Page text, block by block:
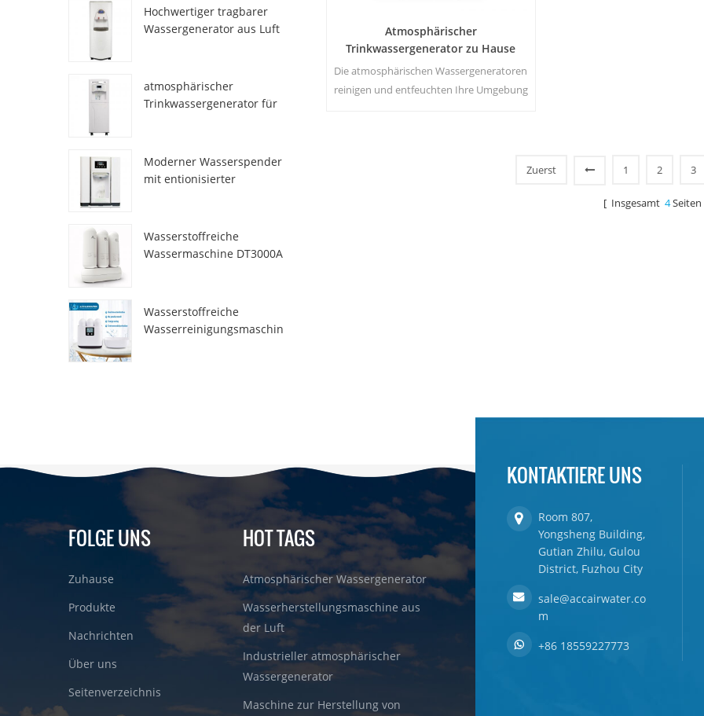
Hochwertiger tragbarer
Wassergenerator aus Luft
atmosphärischer
Trinkwassergenerator für
Moderner Wasserspender
mit entionisierter
Wasserstoffreiche
Wassermaschine DT3000A
Wasserstoffreiche
Wasserreinigungsmaschin
Atmosphärischer
Trinkwassergenerator zu Hause
Die atmosphärischen Wassergeneratoren
reinigen und entfeuchten Ihre Umgebung
Zuerst
1 2 3
[ Insgesamt4
FOLGE UNS
Zuhause
Produkte
Nachrichten
Über uns
Seitenverzeichnis
HOT TAGS
Atmosphärischer Wassergenerator
Wasserherstellungsmaschine aus
der Luft
Industrieller atmosphärischer
Wassergenerator
Maschine zur Herstellung von
KONTAKTIERE UNS
Room 807,
Yongsheng Building,
Gutian Zhilu, Gulou
District, Fuzhou City
sale@accairwater.co
m
+86 18559227773